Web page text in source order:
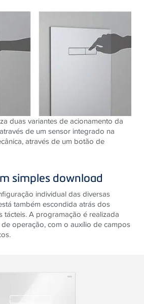
duas variantes de acionamento da
de um sensor integrado na
através de um botão de
simples download
individual das diversas
também escondida atrás dos
tácteis. A programação é realizada
operação, com o auxílio de campos